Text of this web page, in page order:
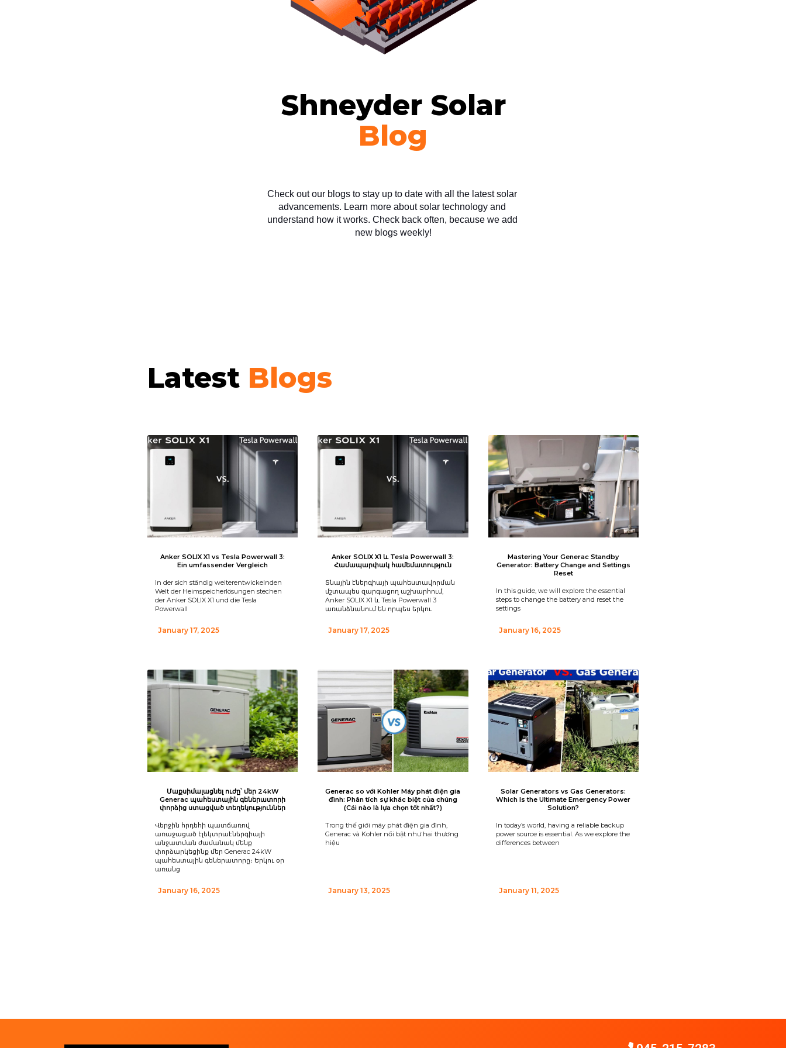
Shneyder Solar
Blog
Check out our blogs to stay up to date with all the latest solar
advancements. Learn more about solar technology and
understand how it works. Check back often, because we add
new blogs weekly!
Latest Blogs
Anker SOLIX X1 vs Tesla Powerwall 3:
Ein umfassender Vergleich
In der sich ständig weiterentwickelnden
Welt der Heimspeicherlösungen stechen
der Anker SOLIX X1 und die Tesla
Powerwall
January 17, 2025
Anker SOLIX X1 և Tesla Powerwall 3:
Համապարփակ համեմատություն
Տնային էներգիայի պահեստավորման
մշտապես զարգացող աշխարհում,
Anker SOLIX X1 և Tesla Powerwall 3
առանձնանում են որպես երկու
January 17, 2025
Mastering Your Generac Standby
Generator: Battery Change and Settings
Reset
In this guide, we will explore the essential
steps to change the battery and reset the
settings
January 16, 2025
Մաքսիմալացնել ուժը՝ մեր 24kW
Generac պահեստային գեներատորի
փորձից ստացված տեղեկություններ
Վերջին հրդեհի պատճառով
առաջացած էլեկտրաէներգիայի
անջատման ժամանակ մենք
փորձարկեցինք մեր Generac 24kW
պահեստային գեներատորը։ Երկու օր
առանց
January 16, 2025
Generac so với Kohler Máy phát điện gia
đình: Phân tích sự khác biệt của chúng
(Cái nào là lựa chọn tốt nhất?)
Trong thế giới máy phát điện gia đình,
Generac và Kohler nổi bật như hai thương
hiệu
January 13, 2025
Solar Generators vs Gas Generators:
Which Is the Ultimate Emergency Power
Solution?
In today’s world, having a reliable backup
power source is essential. As we explore the
differences between
January 11, 2025